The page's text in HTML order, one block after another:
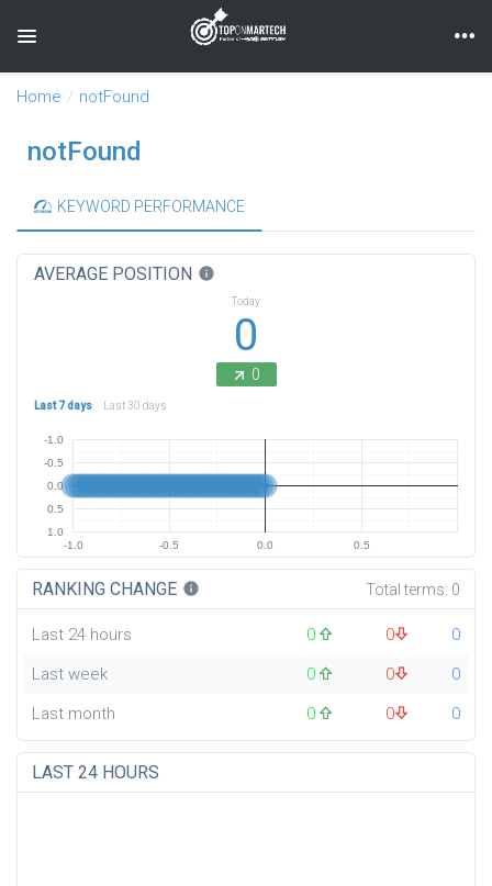
Toggle navigation
Home notFound
notFound
KEYWORD PERFORMANCE
AVERAGE POSITION info
Today
0
0
Last 7 days Last 30 days
-1.0 -0.5 0.0 0.5
-1.0
-0.5
0.0
0.5
1.0
RANKING CHANGE info Total terms: 0
Last 24 hours 0 0
0
Last week
0 0
0
Last month
0 0 0
LAST 24 HOURS